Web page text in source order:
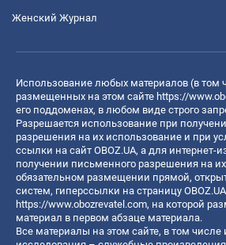
Женский Журнал
Использование любых материалов (в том
размещенных на этом сайте https://
его поддоменах, в любом виде строго
Разрешается использование при
разрешения на их использование и при
ссылки на сайт OBOZ.UA, а для интернет-
получении письменного разрешения на
обязательном размещении прямой,
систем, гиперссылки на страницу
https://www.obozrevatel.com, на которой
материал в первом абзаце материала.
Все материалы на этом сайте, в том числе